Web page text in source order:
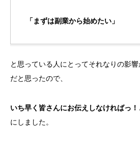
「まずは副業から始めたい」
と思っている人にとってそれなりの影
だと思ったので、
いち早く皆さんにお伝えしなければっ！
にしました。